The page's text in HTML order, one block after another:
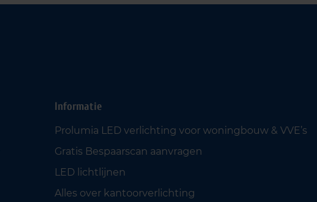
Informatie
Prolumia LED verlichting voor woningbouw & VVE’s
Gratis Bespaarscan aanvragen
LED lichtlijnen
Alles over kantoorverlichting